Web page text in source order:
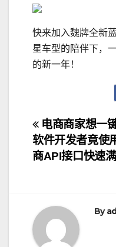
快来加入魏牌全新
星车型的陪伴下，
的新一年！
文
章
航
电商商家想一键
软件开发者竟使
商API接口快速满
By